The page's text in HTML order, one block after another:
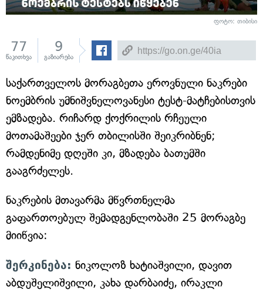
ფოტო: თიბისი
77
წაკითხვა
9
გაზიარება
საქართველოს მორაგბეთა ეროვნული ნაკრები
ნოემბრის უმნიშვნელოვანესი ტესტ-მატჩებისთვის
ემზადება. რიჩარდ ქოქრილის რჩეული
მოთამაშეები ჯერ თბილისში შეიკრიბნენ;
რამდენიმე დღეში კი, მზადება ბათუმში
გააგრძელეს.
ნაკრების მთავარმა მწვრთნელმა
გაფართოებულ შემადგენლობაში 25 მორაგბე
მიიწვია:
შერკინება: ნიკოლოზ ხატიაშვილი, დავით
აბდუშელიშვილი, კახა დარბაიძე, ირაკლი